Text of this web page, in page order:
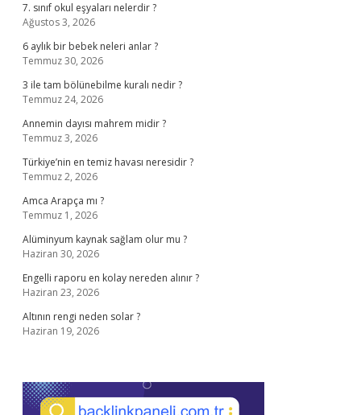
7. sınıf okul eşyaları nelerdir ?
Ağustos 3, 2026
6 aylık bir bebek neleri anlar ?
Temmuz 30, 2026
3 ile tam bölünebilme kuralı nedir ?
Temmuz 24, 2026
Annemin dayısı mahrem midir ?
Temmuz 3, 2026
Türkiye’nin en temiz havası neresidir ?
Temmuz 2, 2026
Amca Arapça mı ?
Temmuz 1, 2026
Alüminyum kaynak sağlam olur mu ?
Haziran 30, 2026
Engelli raporu en kolay nereden alınır ?
Haziran 23, 2026
Altının rengi neden solar ?
Haziran 19, 2026